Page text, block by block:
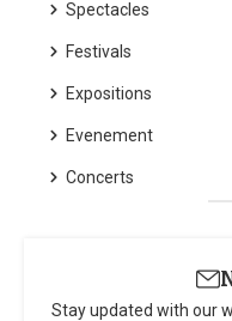
Spectacles
Festivals
Expositions
Evenement
Concerts
Stay updated with our